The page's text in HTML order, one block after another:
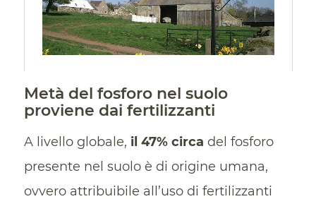
Metà del fosforo nel suolo
proviene dai fertilizzanti
A livello globale, il 47% circa del fosforo
presente nel suolo è di origine umana,
ovvero attribuibile all’uso di fertilizzanti